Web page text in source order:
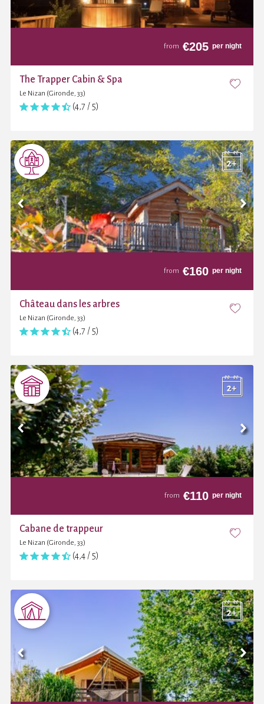
from €205 per night
The Trapper Cabin & Spa
Le Nizan (Gironde, 33)
(4,7 / 5)
from €160 per night
Château dans les arbres
Le Nizan (Gironde, 33)
(4,7 / 5)
from €110 per night
Cabane de trappeur
Le Nizan (Gironde, 33)
(4,4 / 5)